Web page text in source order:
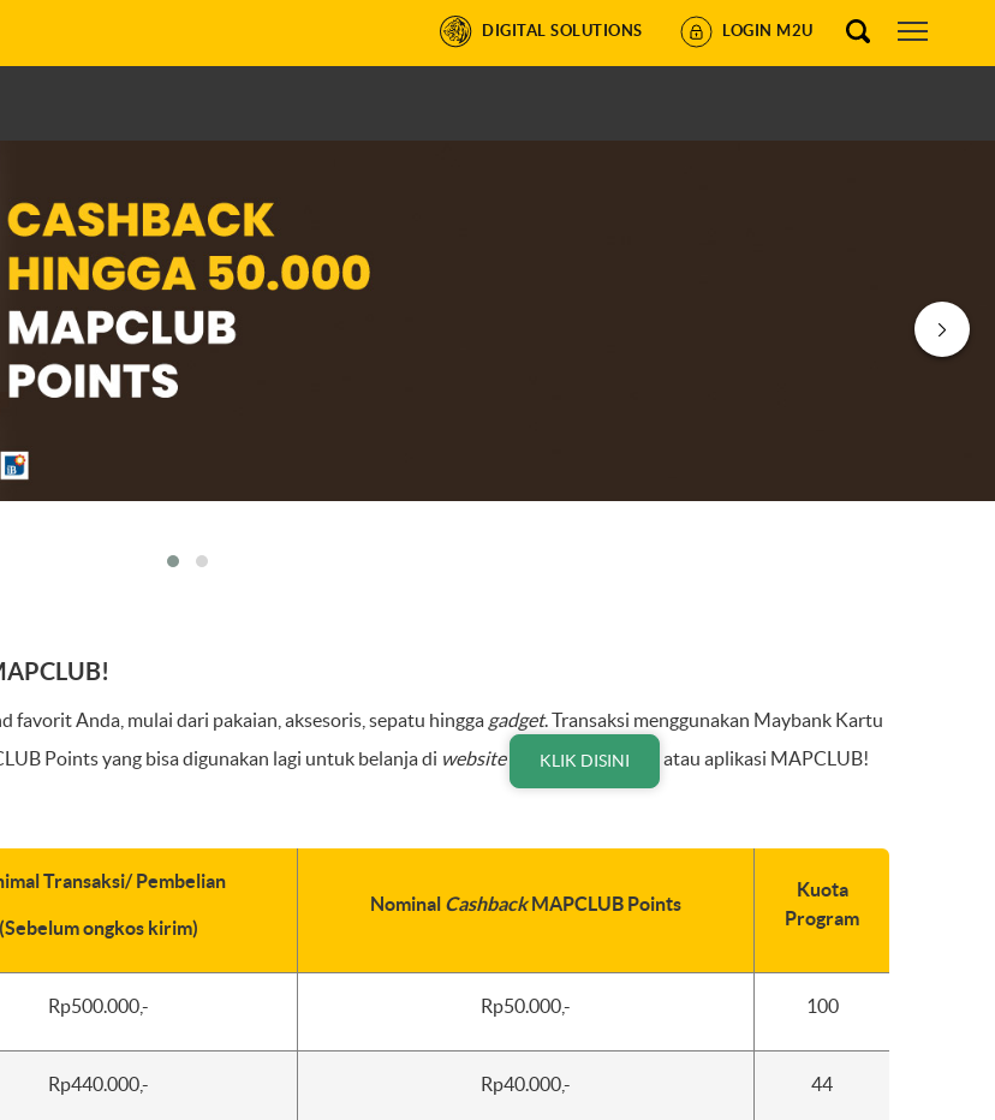
DIGITAL SOLUTIONS LOGIN M2U
favorit Anda, mulai dari pakaian, aksesoris, sepatu hingga gadget. Transaksi menggunakan Maybank Kartu
Points yang bisa digunakan lagi untuk belanja di website KLIK DISINI atau aplikasi MAPCLUB!
Transaksi/ Pembelian
(Sebelum ongkos kirim)
Nominal CashbackMAPCLUB Points
Kuota
Program
Rp500.000,- Rp50.000,- 100
Rp440.000,- Rp40.000,- 44